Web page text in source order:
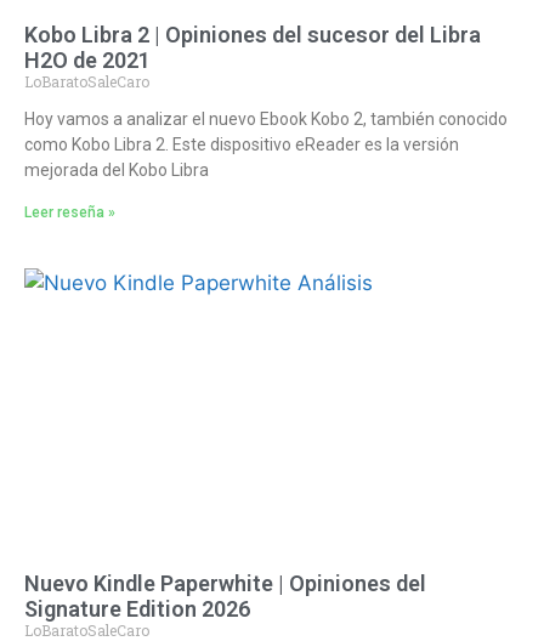
Kobo Libra 2 | Opiniones del sucesor del Libra
H2O de 2021
LoBaratoSaleCaro
Hoy vamos a analizar el nuevo Ebook Kobo 2, también conocido
como Kobo Libra 2. Este dispositivo eReader es la versión
mejorada del Kobo Libra
Leer reseña »
Nuevo Kindle Paperwhite | Opiniones del
Signature Edition 2026
LoBaratoSaleCaro